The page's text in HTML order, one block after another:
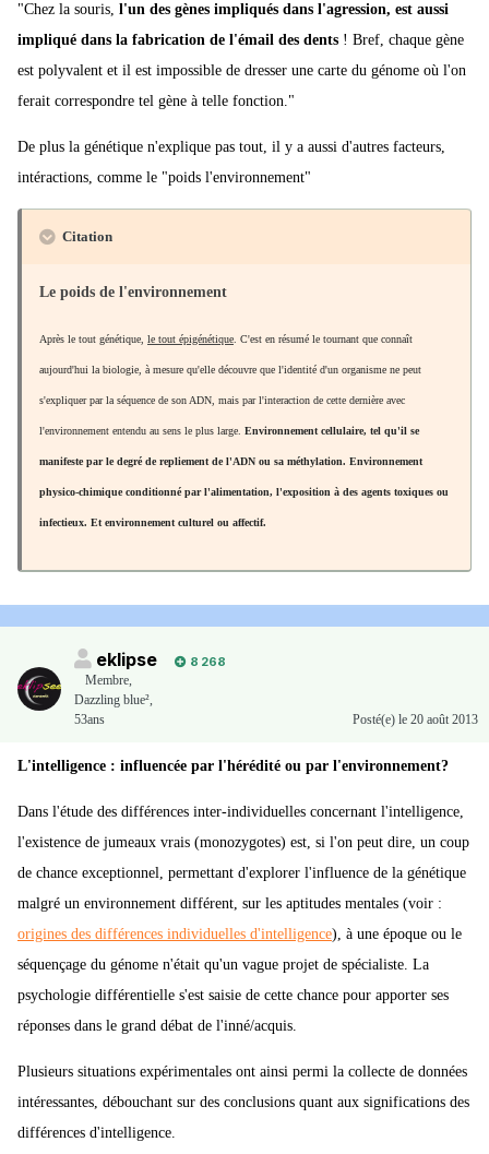
"Chez la souris, l'un des gènes impliqués dans l'agression, est aussi
impliqué dans la fabrication de l'émail des dents ! Bref, chaque gène
est polyvalent et il est impossible de dresser une carte du génome où l'on
ferait correspondre tel gène à telle fonction."
De plus la génétique n'explique pas tout, il y a aussi d'autres facteurs,
intéractions, comme le "poids l'environnement"
Citation
Le poids de l'environnement
Après le tout génétique, le tout épigénétique . C'est en résumé le tournant que connaît
aujourd'hui la biologie, à mesure qu'elle découvre que l'identité d'un organisme ne peut
s'expliquer par la séquence de son ADN, mais par l'interaction de cette dernière avec
l'environnement entendu au sens le plus large. Environnement cellulaire, tel qu'il se
manifeste par le degré de repliement de l'ADN ou sa méthylation. Environnement
physico-chimique conditionné par l'alimentation, l'exposition à des agents toxiques ou
infectieux. Et environnement culturel ou affectif.
eklipse
8 268
Membre,
Dazzling blue²,
53ans
Posté(e) le 20 août 2013
L'intelligence : influencée par l'hérédité ou par l'environnement?
Dans l'étude des différences inter-individuelles concernant l'intelligence,
l'existence de jumeaux vrais (monozygotes) est, si l'on peut dire, un coup
de chance exceptionnel, permettant d'explorer l'influence de la génétique
malgré un environnement différent, sur les aptitudes mentales (voir :
origines des différences individuelles d'intelligence), à une époque ou le
séquençage du génome n'était qu'un vague projet de spécialiste. La
psychologie différentielle s'est saisie de cette chance pour apporter ses
réponses dans le grand débat de l'inné/acquis.
Plusieurs situations expérimentales ont ainsi permi la collecte de données
intéressantes, débouchant sur des conclusions quant aux significations des
différences d'intelligence.